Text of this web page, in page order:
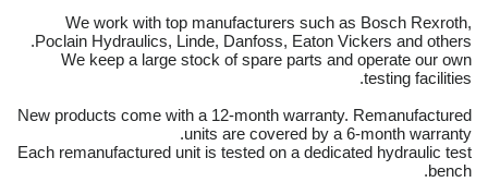
We work with top manufacturers such as Bosch Rexroth,
Poclain Hydraulics, Linde, Danfoss, Eaton Vickers and others.
We keep a large stock of spare parts and operate our own
testing facilities.
New products come with a 12-month warranty. Remanufactured
units are covered by a 6-month warranty.
Each remanufactured unit is tested on a dedicated hydraulic test
bench.